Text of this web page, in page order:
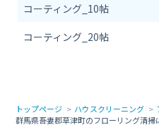
コーティング_10帖
コーティング_20帖
トップページ ハウスクリーニング
群馬県吾妻郡草津町のフローリング清